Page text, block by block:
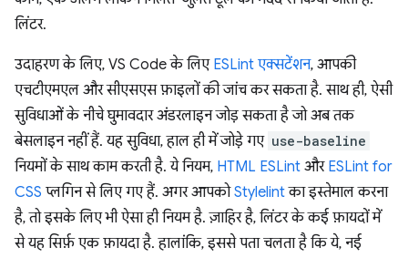
लिंटर.
उदाहरण के लिए, VS Code के लिए ESLint एक्सटेंशन, आपकी
एचटीएमएल और सीएसएस फ़ाइलों की जांच कर सकता है. साथ ही, ऐसी
सुविधाओं के नीचे घुमावदार अंडरलाइन जोड़ सकता है जो अब तक
बेसलाइन नहीं हैं. यह सुविधा, हाल ही में जोड़े गए use-baseline
नियमों के साथ काम करती है. ये नियम, HTML ESLint और ESLint for
CSS प्लगिन से लिए गए हैं. अगर आपकोStylelintका इस्तेमाल करना
है, तो इसके लिए भी ऐसा ही नियम है. ज़ाहिर है, लिंटर के कई फ़ायदों में
से यह सिर्फ़ एक फ़ायदा है. हालांकि, इससे पता चलता है कि ये, नई